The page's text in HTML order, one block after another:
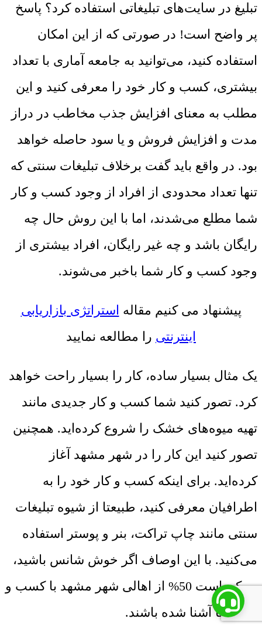
تبلیغ در سایت‌های تبلیغاتی استفاده کرد؟ پاسخ
پر واضح است! در صورتی که از این امکان
استفاده کنید، می‌توانید به جامعه آماری با تعداد
بیشتری، کسب و کار خود را معرفی کنید و این
مطلب به معنای افزایش جذب مخاطب در دراز
مدت و افزایش فروش و یا سود حاصله خواهد
بود. در واقع باید گفت برخلاف تبلیغات سنتی که
تنها تعداد محدودی از افراد از وجود کسب و کار
شما مطلع می‌شدند، اما با این روش حال چه
رایگان باشد و چه غیر رایگان، افراد بیشتری از
وجود کسب و کار شما باخبر می‌شوند.
پیشنهاد می کنیم مقاله استراتژی بازاریابی
اینترنتی را مطالعه نمایید
یک مثال بسیار ساده، کار را بسیار راحت خواهد
کرد. تصور کنید شما کسب و کار جدیدی مانند
تهیه میوه‌های خشک را شروع کرده‌اید. همچنین
تصور کنید این کار را در شهر مشهد آغاز
کرده‌اید. برای اینکه کسب و کار خود را به
اطرافیان معرفی کنید، طبیعتا از شیوه تبلیغات
سنتی مانند چاپ تراکت، بنر و پوستر استفاده
می‌کنید. با این اوصاف اگر خوش شانس باشید،
ممکن است 50% از اهالی شهر مشهد با کسب و
کار شما آشنا شده باشند.